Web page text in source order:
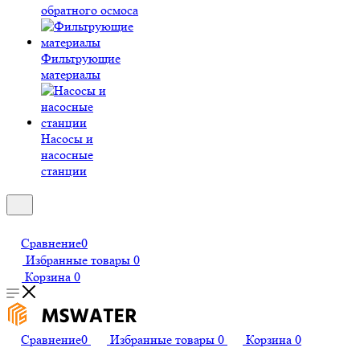
обратного осмоса
Фильтрующие
материалы
Насосы и
насосные
станции
Сравнение0
Избранные товары 0
Корзина 0
Сравнение0 Избранные товары 0 Корзина 0